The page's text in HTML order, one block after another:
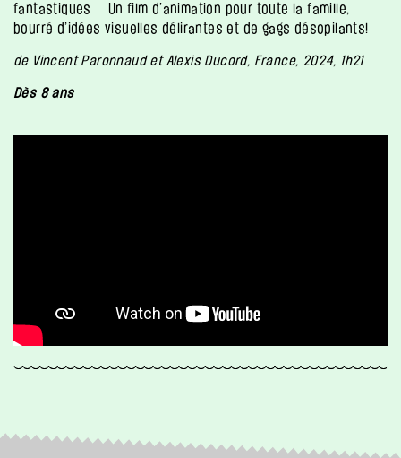
fantastiques… Un film d’animation pour toute la famille,
bourré d’idées visuelles délirantes et de gags désopilants!
de Vincent Paronnaud et Alexis Ducord, France, 2024, 1h21
Dès 8 ans